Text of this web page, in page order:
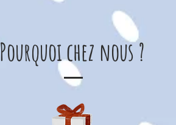
Pourquoi chez nous ?